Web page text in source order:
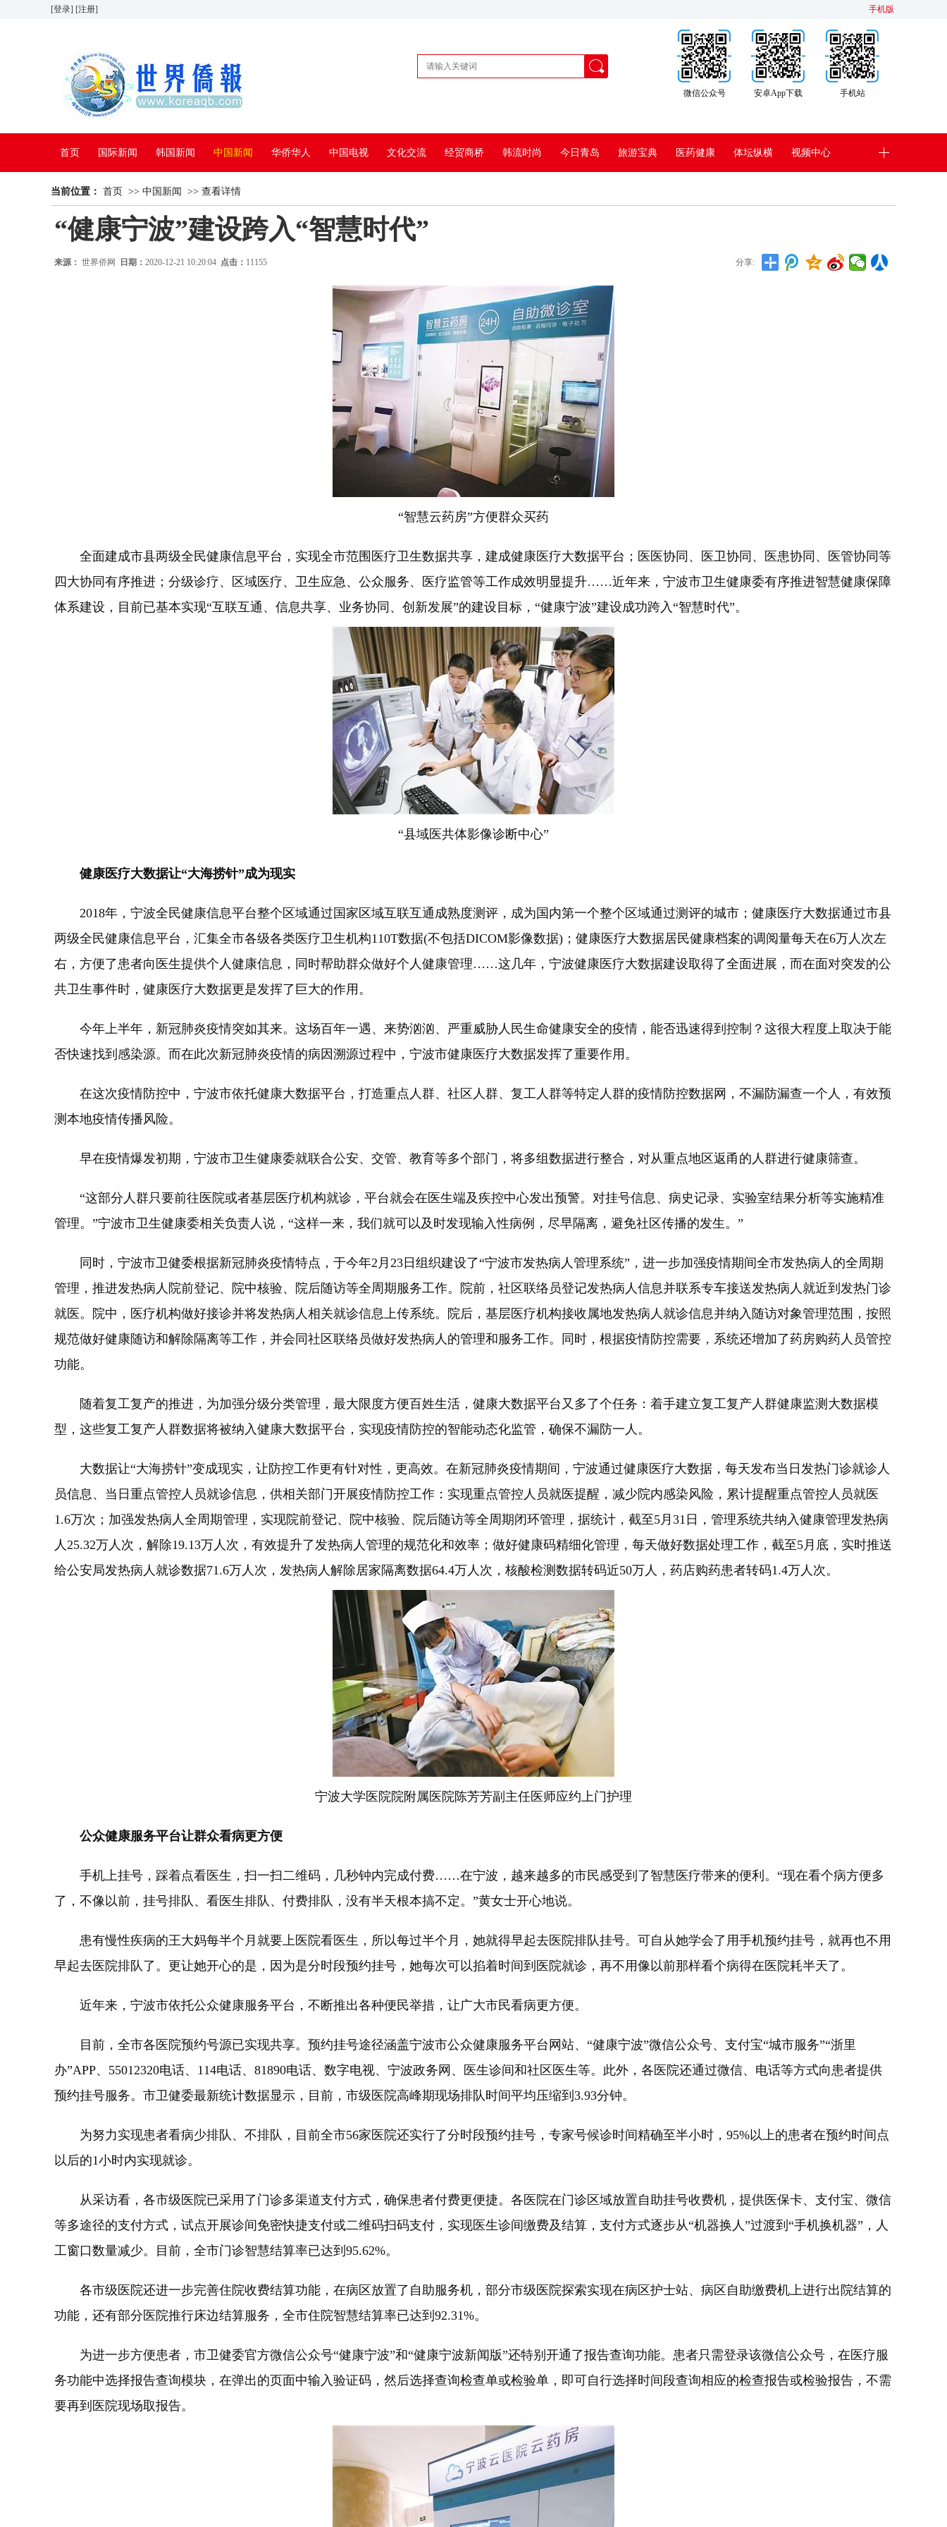
[登录] [注册] 手机版
手机站
安卓App下载
微信公众号
首页 国际新闻 韩国新闻 中国新闻 华侨华人 中国电视 文化交流 经贸商桥 韩流时尚 今日青岛 旅游宝典 医药健康 体坛纵横 视频中心
看中国 特别报道
当前位置： 首页 >> 中国新闻 >> 查看详情
“健康宁波”建设跨入“智慧时代”
来源： 世界侨网 日期： 2020-12-21 10:20:04 点击： 11155 分享:
“智慧云药房”方便群众买药
全面建成市县两级全民健康信息平台，实现全市范围医疗卫生数据共享，建成健康医疗大数据平台；医医协同、医卫协同、医患协同、医管协同等
四大协同有序推进；分级诊疗、区域医疗、卫生应急、公众服务、医疗监管等工作成效明显提升……近年来，宁波市卫生健康委有序推进智慧健康保障
体系建设，目前已基本实现“互联互通、信息共享、业务协同、创新发展”的建设目标，“健康宁波”建设成功跨入“智慧时代”。
“县域医共体影像诊断中心”
健康医疗大数据让“大海捞针”成为现实
2018年，宁波全民健康信息平台整个区域通过国家区域互联互通成熟度测评，成为国内第一个整个区域通过测评的城市；健康医疗大数据通过市县
两级全民健康信息平台，汇集全市各级各类医疗卫生机构110T数据(不包括DICOM影像数据)；健康医疗大数据居民健康档案的调阅量每天在6万人次左
右，方便了患者向医生提供个人健康信息，同时帮助群众做好个人健康管理……这几年，宁波健康医疗大数据建设取得了全面进展，而在面对突发的公
共卫生事件时，健康医疗大数据更是发挥了巨大的作用。
今年上半年，新冠肺炎疫情突如其来。这场百年一遇、来势汹汹、严重威胁人民生命健康安全的疫情，能否迅速得到控制？这很大程度上取决于能
否快速找到感染源。而在此次新冠肺炎疫情的病因溯源过程中，宁波市健康医疗大数据发挥了重要作用。
在这次疫情防控中，宁波市依托健康大数据平台，打造重点人群、社区人群、复工人群等特定人群的疫情防控数据网，不漏防漏查一个人，有效预
测本地疫情传播风险。
早在疫情爆发初期，宁波市卫生健康委就联合公安、交管、教育等多个部门，将多组数据进行整合，对从重点地区返甬的人群进行健康筛查。
“这部分人群只要前往医院或者基层医疗机构就诊，平台就会在医生端及疾控中心发出预警。对挂号信息、病史记录、实验室结果分析等实施精准
管理。”宁波市卫生健康委相关负责人说，“这样一来，我们就可以及时发现输入性病例，尽早隔离，避免社区传播的发生。”
同时，宁波市卫健委根据新冠肺炎疫情特点，于今年2月23日组织建设了“宁波市发热病人管理系统”，进一步加强疫情期间全市发热病人的全周期
管理，推进发热病人院前登记、院中核验、院后随访等全周期服务工作。院前，社区联络员登记发热病人信息并联系专车接送发热病人就近到发热门诊
就医。院中，医疗机构做好接诊并将发热病人相关就诊信息上传系统。院后，基层医疗机构接收属地发热病人就诊信息并纳入随访对象管理范围，按照
规范做好健康随访和解除隔离等工作，并会同社区联络员做好发热病人的管理和服务工作。同时，根据疫情防控需要，系统还增加了药房购药人员管控
功能。
随着复工复产的推进，为加强分级分类管理，最大限度方便百姓生活，健康大数据平台又多了个任务：着手建立复工复产人群健康监测大数据模
型，这些复工复产人群数据将被纳入健康大数据平台，实现疫情防控的智能动态化监管，确保不漏防一人。
大数据让“大海捞针”变成现实，让防控工作更有针对性，更高效。在新冠肺炎疫情期间，宁波通过健康医疗大数据，每天发布当日发热门诊就诊人
员信息、当日重点管控人员就诊信息，供相关部门开展疫情防控工作：实现重点管控人员就医提醒，减少院内感染风险，累计提醒重点管控人员就医
1.6万次；加强发热病人全周期管理，实现院前登记、院中核验、院后随访等全周期闭环管理，据统计，截至5月31日，管理系统共纳入健康管理发热病
人25.32万人次，解除19.13万人次，有效提升了发热病人管理的规范化和效率；做好健康码精细化管理，每天做好数据处理工作，截至5月底，实时推送
给公安局发热病人就诊数据71.6万人次，发热病人解除居家隔离数据64.4万人次，核酸检测数据转码近50万人，药店购药患者转码1.4万人次。
宁波大学医院院附属医院陈芳芳副主任医师应约上门护理
公众健康服务平台让群众看病更方便
手机上挂号，踩着点看医生，扫一扫二维码，几秒钟内完成付费……在宁波，越来越多的市民感受到了智慧医疗带来的便利。“现在看个病方便多
了，不像以前，挂号排队、看医生排队、付费排队，没有半天根本搞不定。”黄女士开心地说。
患有慢性疾病的王大妈每半个月就要上医院看医生，所以每过半个月，她就得早起去医院排队挂号。可自从她学会了用手机预约挂号，就再也不用
早起去医院排队了。更让她开心的是，因为是分时段预约挂号，她每次可以掐着时间到医院就诊，再不用像以前那样看个病得在医院耗半天了。
近年来，宁波市依托公众健康服务平台，不断推出各种便民举措，让广大市民看病更方便。
目前，全市各医院预约号源已实现共享。预约挂号途径涵盖宁波市公众健康服务平台网站、“健康宁波”微信公众号、支付宝“城市服务”“浙里
办”APP、55012320电话、114电话、81890电话、数字电视、宁波政务网、医生诊间和社区医生等。此外，各医院还通过微信、电话等方式向患者提供
预约挂号服务。市卫健委最新统计数据显示，目前，市级医院高峰期现场排队时间平均压缩到3.93分钟。
为努力实现患者看病少排队、不排队，目前全市56家医院还实行了分时段预约挂号，专家号候诊时间精确至半小时，95%以上的患者在预约时间点
以后的1小时内实现就诊。
从采访看，各市级医院已采用了门诊多渠道支付方式，确保患者付费更便捷。各医院在门诊区域放置自助挂号收费机，提供医保卡、支付宝、微信
等多途径的支付方式，试点开展诊间免密快捷支付或二维码扫码支付，实现医生诊间缴费及结算，支付方式逐步从“机器换人”过渡到“手机换机器”，人
工窗口数量减少。目前，全市门诊智慧结算率已达到95.62%。
各市级医院还进一步完善住院收费结算功能，在病区放置了自助服务机，部分市级医院探索实现在病区护士站、病区自助缴费机上进行出院结算的
功能，还有部分医院推行床边结算服务，全市住院智慧结算率已达到92.31%。
为进一步方便患者，市卫健委官方微信公众号“健康宁波”和“健康宁波新闻版”还特别开通了报告查询功能。患者只需登录该微信公众号，在医疗服
务功能中选择报告查询模块，在弹出的页面中输入验证码，然后选择查询检查单或检验单，即可自行选择时间段查询相应的检查报告或检验报告，不需
要再到医院现场取报告。